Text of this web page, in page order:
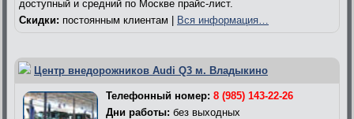
доступный и средний по Москве прайс-лист.
Скидки: постоянным клиентам | Вся информация…
Центр внедорожников Audi Q3 м. Владыкино
Телефонный номер: 8 (985) 143-22-26
Дни работы: без выходных